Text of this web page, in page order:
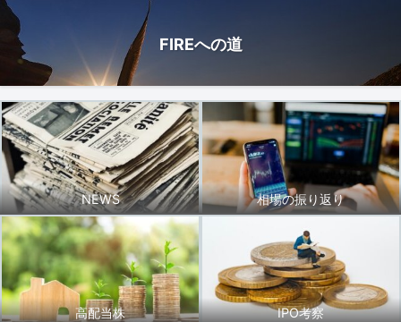
FIREへの道
NEWS 相場の振り返り
高配当株 IPO考察